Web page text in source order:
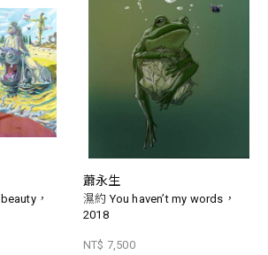
，
蕭永生
濕約 You haven’t my words，
2018
NT$ 7,500